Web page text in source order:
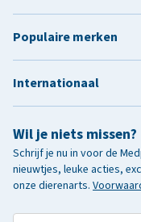
Wil je niets missen?
Schrijf je nu in voor de
nieuwtjes, leuke acties,
onze dierenarts.
Populaire merken
Internationaal